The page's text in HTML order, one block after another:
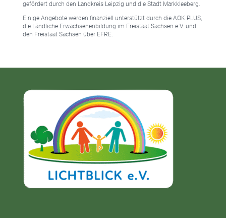
gefördert durch den Landkreis Leipzig und die Stadt Markkleeberg.
Einige Angebote werden finanziell unterstützt durch die AOK PLUS,
die Ländliche Erwachsenenbildung im Freistaat Sachsen e.V. und
den Freistaat Sachsen über EFRE.